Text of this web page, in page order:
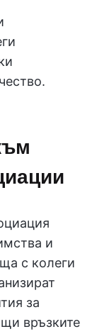
и
с колеги
за
връзките